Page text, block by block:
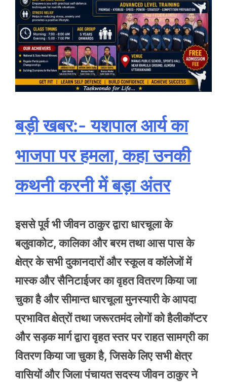
बड़ी खबर:- यशपाल आर्य का
भाजपा पर हमला, कहा उनकी
कथनी करनी में बड़ा अंतर
इससे पूर्व भी जीवन ठाकुर द्वारा धारचूला के
बलुवाकोट, कालिका और बरम तथा आस पास के
क्षेत्र के सभी दुकानदारों और स्कूल व कॉलेजों में
मास्क और सैनिटाईजर का वृहत वितरण किया जा
चुका है और सीमान्त धारचूला मुनस्यारी के आपदा
प्रभावित क्षेत्रों तथा जरूरतमंद लोगों को हैलीकॉप्टर
और सड़क मार्ग द्वारा वृहत स्तर पर राहत सामग्री का
वितरण किया जा चुका है, जिसके लिए सभी क्षेत्र
वासियों और जिला पंचायत सदस्य जीवन ठाकुर ने